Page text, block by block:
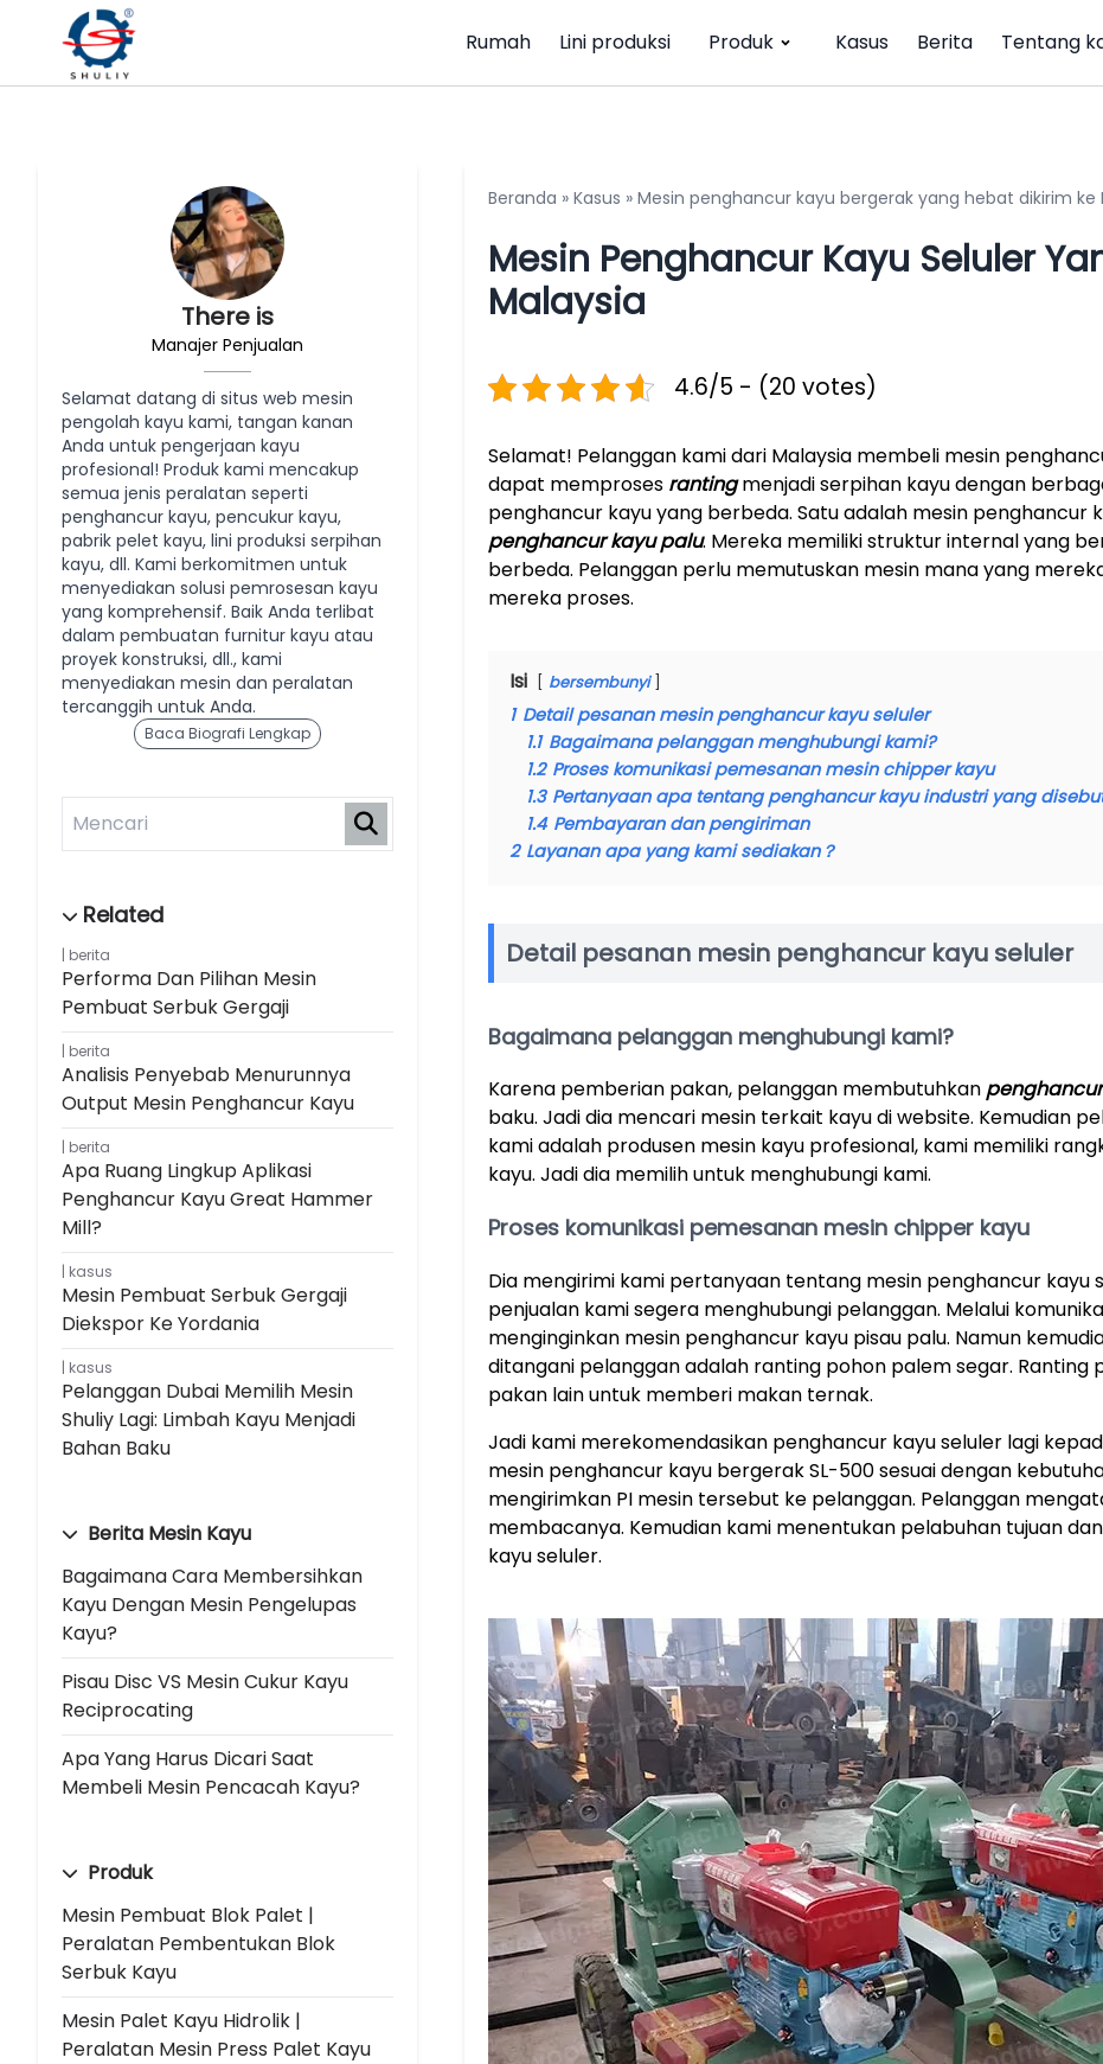
Rumah Lini produksi Produk Kasus Berita Tentang
There is
Manajer Penjualan
Selamat datang di situs web mesin
pengolah kayu kami, tangan kanan
Anda untuk pengerjaan kayu
profesional! Produk kami mencakup
semua jenis peralatan seperti
penghancur kayu, pencukur kayu,
pabrik pelet kayu, lini produksi serpihan
kayu, dll. Kami berkomitmen untuk
menyediakan solusi pemrosesan kayu
yang komprehensif. Baik Anda terlibat
dalam pembuatan furnitur kayu atau
proyek konstruksi, dll., kami
menyediakan mesin dan peralatan
tercanggih untuk Anda.
Baca Biografi Lengkap
berita
Performa Dan Pilihan Mesin
Pembuat Serbuk Gergaji
berita
Analisis Penyebab Menurunnya
Output Mesin Penghancur Kayu
berita
Apa Ruang Lingkup Aplikasi
Penghancur Kayu Great Hammer
Mill?
kasus
Mesin Pembuat Serbuk Gergaji
Diekspor Ke Yordania
kasus
Pelanggan Dubai Memilih Mesin
Shuliy Lagi: Limbah Kayu Menjadi
Bahan Baku
Berita Mesin Kayu
Bagaimana Cara Membersihkan
Kayu Dengan Mesin Pengelupas
Kayu?
Pisau Disc VS Mesin Cukur Kayu
Reciprocating
Apa Yang Harus Dicari Saat
Membeli Mesin Pencacah Kayu?
Produk
Mesin Pembuat Blok Palet |
Peralatan Pembentukan Blok
Serbuk Kayu
Mesin Palet Kayu Hidrolik |
Peralatan Mesin Press Palet Kayu
Beranda » Kasus » Mesin penghancur kayu bergerak yang hebat dikirim ke
Mesin Penghancur Kayu Seluler
Malaysia
4.6/5 - (20 votes)
Selamat! Pelanggan kami dari Malaysia membeli mesin
dapat memproses rantingmenjadi serpihan kayu dengan
penghancur kayu yang berbeda. Satu adalah mesin penghancur
penghancur kayu palu. Mereka memiliki struktur internal yang
berbeda. Pelanggan perlu memutuskan mesin mana yang
mereka proses.
Isi bersembunyi
1 Detail pesanan mesin penghancur kayu seluler
1.1 Bagaimana pelanggan menghubungi kami?
1.2 Proses komunikasi pemesanan mesin chipper kayu
1.3 Pertanyaan apa tentang penghancur kayu industri yang
1.4 Pembayaran dan pengiriman
2 Layanan apa yang kami sediakan？
Detail pesanan mesin penghancur kayu seluler
Bagaimana pelanggan menghubungi kami?
Karena pemberian pakan, pelanggan membutuhkan
baku. Jadi dia mencari mesin terkait kayu di website. Kemudian
kami adalah produsen mesin kayu profesional, kami memiliki
kayu. Jadi dia memilih untuk menghubungi kami.
Proses komunikasi pemesanan mesin chipper kayu
Dia mengirimi kami pertanyaan tentang mesin penghancur kayu
penjualan kami segera menghubungi pelanggan. Melalui
menginginkan mesin penghancur kayu pisau palu. Namun
ditangani pelanggan adalah ranting pohon palem segar.
pakan lain untuk memberi makan ternak.
Jadi kami merekomendasikan penghancur kayu seluler lagi
mesin penghancur kayu bergerak SL-500 sesuai dengan
mengirimkan PI mesin tersebut ke pelanggan. Pelanggan
membacanya. Kemudian kami menentukan pelabuhan tujuan
kayu seluler.